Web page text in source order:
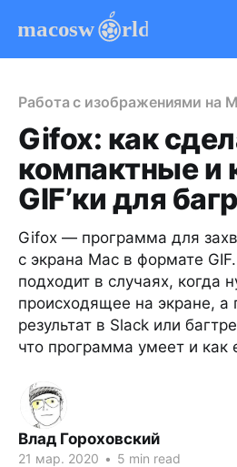
Работа с изображениями на
Gifox: как
компактные и
GIF’ки для
Gifox — программа для
с экрана Mac в формате
подходит в случаях, когда
происходящее на экране, а
результат в Slack или
что программа умеет и как
Влад Гороховский
21 мар. 2020 • 5 min read